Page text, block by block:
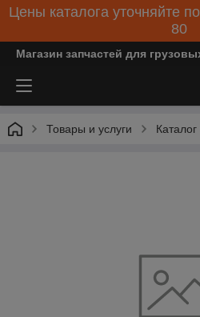
Цены каталога уточняйте
80
Магазин запчастей для
Товары и услуги